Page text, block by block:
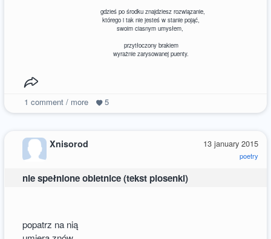
gdzieś po środku znajdziesz rozwiązanie,
którego i tak nie jesteś w stanie pojąć,
swoim ciasnym umysłem,
przytłoczony brakiem
wyrażnie zarysowanej puenty.
1 comment / more 5
13 january 2015
poetry
Xnisorod
nie spełnione obietnice (tekst piosenki)
popatrz na nią